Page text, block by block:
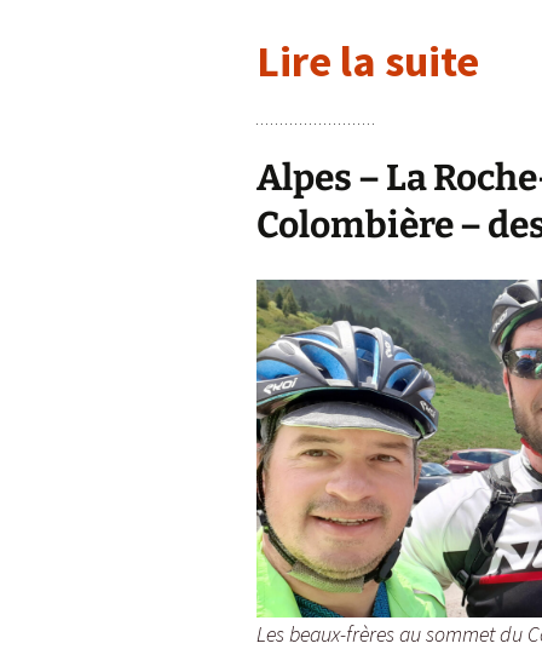
Lire la suite
Alpes – La
Colombière –
Les beaux-frères au sommet du